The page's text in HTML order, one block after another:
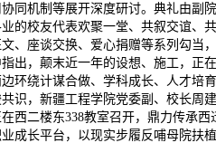
同机制等展开深度研讨。典礼由副
的校友代表欢聚一堂、共叙交谊、
、座谈交换、爱心捐赠等系列勾当
出，颠末近一年的设想、施工，正
环绕计谋合做、学科成长、人才培
识，新疆工程学院党委副、校长周
西二楼东338教室召开，鼎力传承
成长平台，以现实步履反哺母院扶